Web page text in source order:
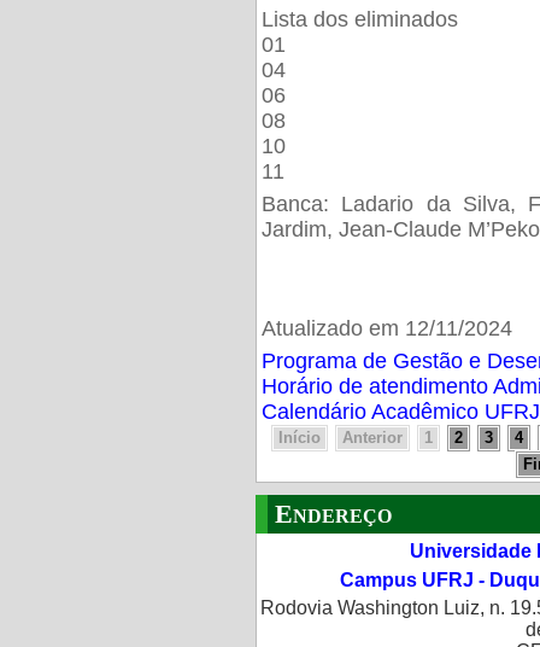
Lista dos eliminados
01
04
06
08
10
11
Banca: Ladario da Silva,
Jardim, Jean-Claude M’Peko
Atualizado em 12/11/2024
Programa de Gestão e
Horário de atendimento
Calendário Acadêmico
Início Anterior 1 2 3
4
Endereço
Universidade
Campus UFRJ -
Rodovia Washington Luiz, n.